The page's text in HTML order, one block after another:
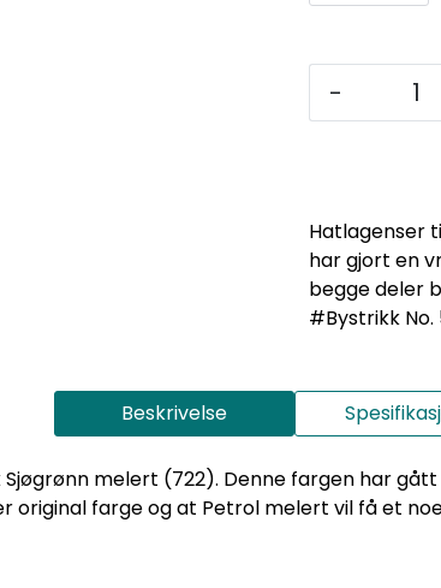
-
Hatlagenser
har gjort en
begge deler
#Bystrikk No.
Beskrivelse
melert (722). Denne fargen har
original farge og at Petrol melert vil få et